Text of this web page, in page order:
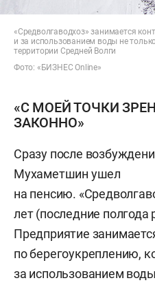
«Средволгаводхоз» занимается
и за использованием воды не
территории Средней Волги
Фото: «БИЗНЕС Online»
«С МОЕЙ ТОЧКИ
ЗАКОННО»
Сразу после
Мухаметшин ушел
на пенсию.
лет (последние
Предприятие
по берегоукреплению,
за использованием